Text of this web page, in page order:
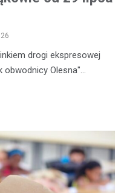
drogi ekspresowej
obwodnicy Olesna"…